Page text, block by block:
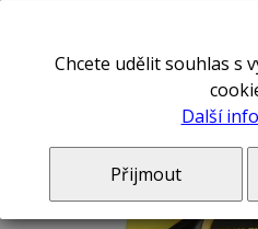
Chcete udělit souhlas s
Další
Přijmout